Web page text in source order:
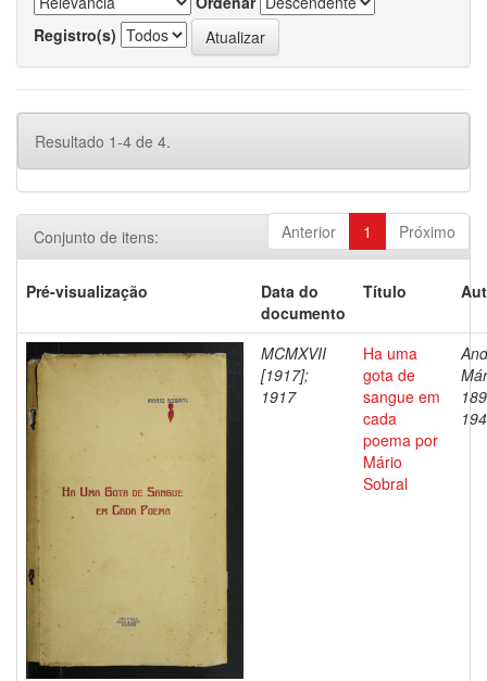
Registro(s)
Resultado 1-4 de 4.
Anterior 1 Próximo
Conjunto de itens:
Pré-visualização
Data do
documento
Título
MCMXVII
[1917];
1917
Ha uma
gota de
sangue em
cada
poema por
Mário
Sobral